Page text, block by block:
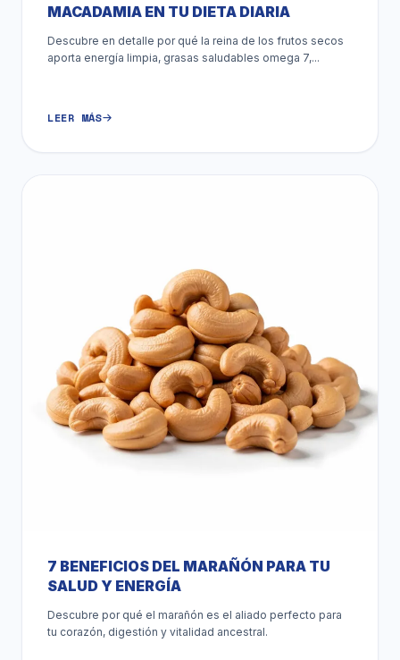
MACADAMIA EN TU DIETA DIARIA
Descubre en detalle por qué la reina de los frutos secos
aporta energía limpia, grasas saludables omega 7,...
LEER MÁS
7 BENEFICIOS DEL MARAÑÓN PARA TU
SALUD Y ENERGÍA
Descubre por qué el marañón es el aliado perfecto para
tu corazón, digestión y vitalidad ancestral.